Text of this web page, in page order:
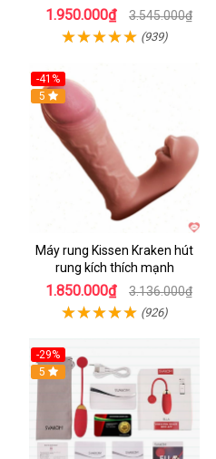
1.950.000₫ 3.545.000₫
(939)
-41%
Hot
5
Máy rung Kissen Kraken hút
rung kích thích mạnh
1.850.000₫ 3.136.000₫
(926)
-29%
5